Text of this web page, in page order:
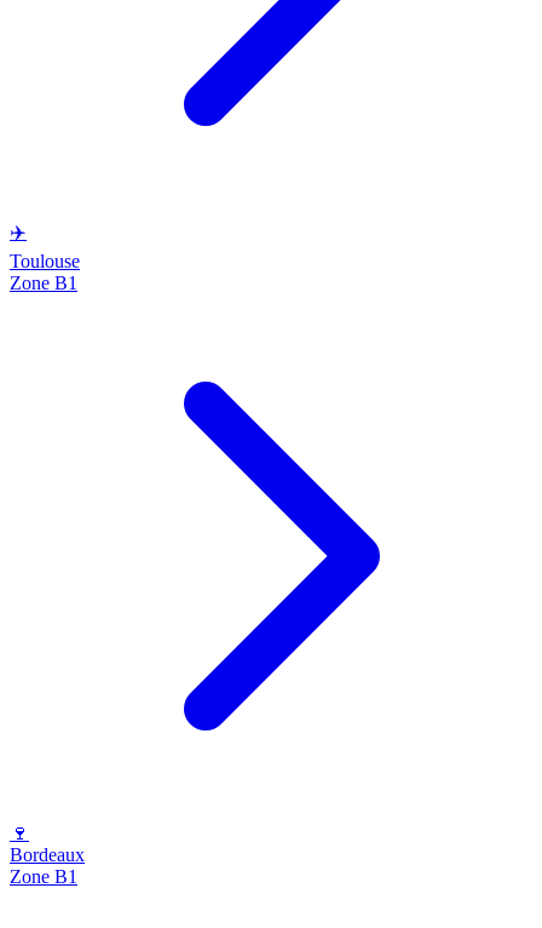
✈️
Toulouse
Zone B1
🍷
Bordeaux
Zone B1